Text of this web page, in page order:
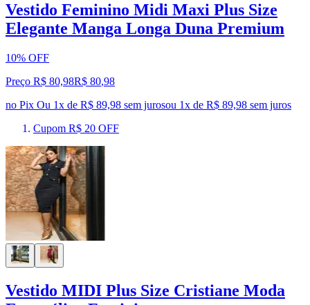
Vestido Feminino Midi Maxi Plus Size
Elegante Manga Longa Duna Premium
10% OFF
Preço R$ 80,98R$ 80,98
no Pix Ou 1x de R$ 89,98 sem jurosou 1x de R$ 89,98 sem juros
Cupom R$ 20 OFF
Vestido MIDI Plus Size Cristiane Moda